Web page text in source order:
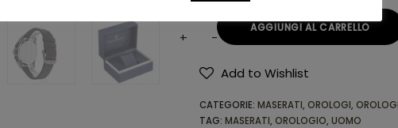
AGGIUNGI AL CARRELLO
Add to Wishlist
CATEGORIE: MASERATI, OROLOGI,
TAG: MASERATI, OROLOGIO, UOMO